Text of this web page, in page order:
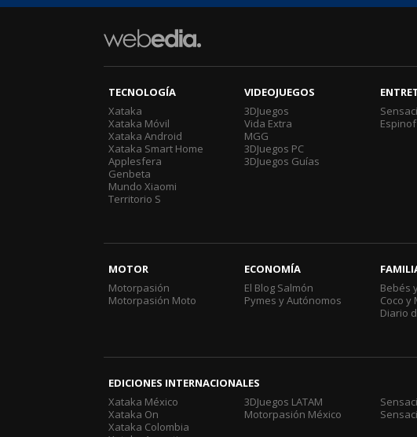
TECNOLOGÍA
Xataka
Xataka Móvil
Xataka Android
Xataka Smart Home
Applesfera
Genbeta
Mundo Xiaomi
Territorio S
VIDEOJUEGOS
3DJuegos
Vida Extra
MGG
3DJuegos PC
3DJuegos Guías
Espinof
MOTOR
Motorpasión
Motorpasión Moto
ECONOMÍA
El Blog Salmón
Pymes y Autónomos
Bebés
Coco y
Diario
EDICIONES INTERNACIONALES
Xataka México
Xataka On
Xataka Colombia
3DJuegos LATAM
Motorpasión México